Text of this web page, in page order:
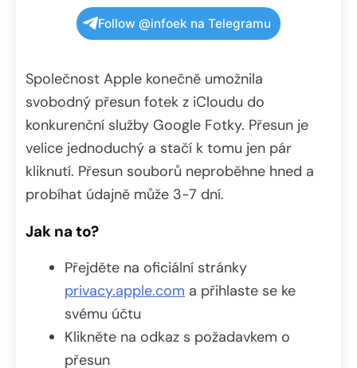
Follow @infoek na Telegramu
Společnost Apple konečně umožnila
svobodný přesun fotek z iCloudu do
konkurenční služby Google Fotky. Přesun je
velice jednoduchý a stačí k tomu jen pár
kliknutí. Přesun souborů neproběhne hned a
probíhat údajně může 3-7 dní.
Jak na to?
Přejděte na oficiální stránky
privacy.apple.com a přihlaste se ke
svému účtu
Klikněte na odkaz s požadavkem o
přesun